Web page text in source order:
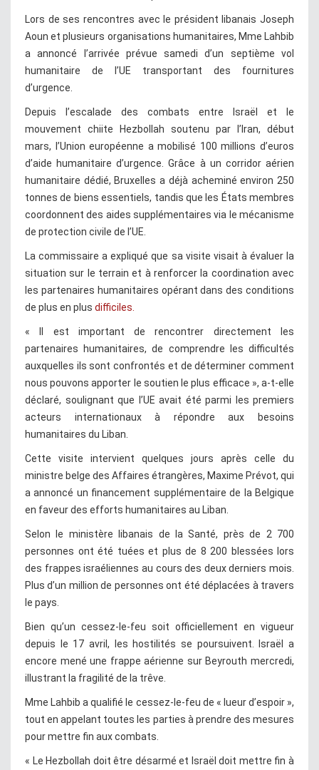
Lors de ses rencontres avec le président libanais Joseph
Aoun et plusieurs organisations humanitaires, Mme Lahbib
a annoncé l’arrivée prévue samedi d’un septième vol
humanitaire de l’UE transportant des fournitures
d’urgence.
Depuis l’escalade des combats entre Israël et le
mouvement chiite Hezbollah soutenu par l’Iran, début
mars, l’Union européenne a mobilisé 100 millions d’euros
d’aide humanitaire d’urgence. Grâce à un corridor aérien
humanitaire dédié, Bruxelles a déjà acheminé environ 250
tonnes de biens essentiels, tandis que les États membres
coordonnent des aides supplémentaires via le mécanisme
de protection civile de l’UE.
La commissaire a expliqué que sa visite visait à évaluer la
situation sur le terrain et à renforcer la coordination avec
les partenaires humanitaires opérant dans des conditions
de plus en plus difficiles.
« Il est important de rencontrer directement les
partenaires humanitaires, de comprendre les difficultés
auxquelles ils sont confrontés et de déterminer comment
nous pouvons apporter le soutien le plus efficace », a-t-elle
déclaré, soulignant que l’UE avait été parmi les premiers
acteurs internationaux à répondre aux besoins
humanitaires du Liban.
Cette visite intervient quelques jours après celle du
ministre belge des Affaires étrangères, Maxime Prévot, qui
a annoncé un financement supplémentaire de la Belgique
en faveur des efforts humanitaires au Liban.
Selon le ministère libanais de la Santé, près de 2 700
personnes ont été tuées et plus de 8 200 blessées lors
des frappes israéliennes au cours des deux derniers mois.
Plus d’un million de personnes ont été déplacées à travers
le pays.
Bien qu’un cessez-le-feu soit officiellement en vigueur
depuis le 17 avril, les hostilités se poursuivent. Israël a
encore mené une frappe aérienne sur Beyrouth mercredi,
illustrant la fragilité de la trêve.
Mme Lahbib a qualifié le cessez-le-feu de « lueur d’espoir »,
tout en appelant toutes les parties à prendre des mesures
pour mettre fin aux combats.
« Le Hezbollah doit être désarmé et Israël doit mettre fin à